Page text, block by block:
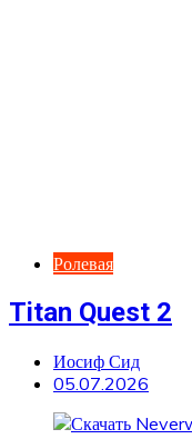
Ролевая
Titan Quest 2
Иосиф Сид
05.07.2026